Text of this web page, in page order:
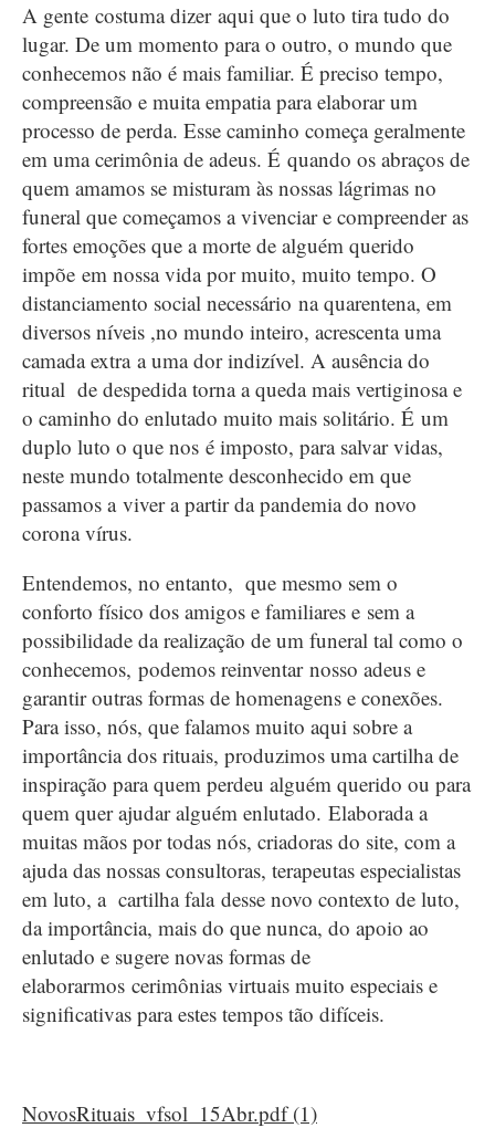
A gente costuma dizer aqui que o luto tira tudo do
lugar. De um momento para o outro, o mundo que
conhecemos não é mais familiar. É preciso tempo,
compreensão e muita empatia para elaborar um
processo de perda. Esse caminho começa geralmente
em uma cerimônia de adeus. É quando os abraços de
quem amamos se misturam às nossas lágrimas no
funeral que começamos a vivenciar e compreender as
fortes emoções que a morte de alguém querido
impõe em nossa vida por muito, muito tempo. O
distanciamento social necessário na quarentena, em
diversos níveis ,no mundo inteiro, acrescenta uma
camada extra a uma dor indizível. A ausência do
ritual de despedida torna a queda mais vertiginosa e
o caminho do enlutado muito mais solitário. É um
duplo luto o que nos é imposto, para salvar vidas,
neste mundo totalmente desconhecido em que
passamos a viver a partir da pandemia do novo
corona vírus.
Entendemos, no entanto, que mesmo sem o
conforto físico dos amigos e familiares e sem a
possibilidade da realização de um funeral tal como o
conhecemos, podemos reinventar nosso adeus e
garantir outras formas de homenagens e conexões.
Para isso, nós, que falamos muito aqui sobre a
importância dos rituais, produzimos uma cartilha de
inspiração para quem perdeu alguém querido ou para
quem quer ajudar alguém enlutado. Elaborada a
muitas mãos por todas nós, criadoras do site, com a
ajuda das nossas consultoras, terapeutas especialistas
em luto, a cartilha fala desse novo contexto de luto,
da importância, mais do que nunca, do apoio ao
enlutado e sugere novas formas de
elaborarmos cerimônias virtuais muito especiais e
significativas para estes tempos tão difíceis.
NovosRituais_vfsol_15Abr.pdf (1)